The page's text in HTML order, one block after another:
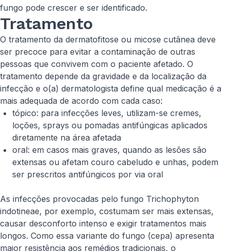
fungo pode crescer e ser identificado.
Tratamento
O tratamento da dermatofitose ou micose cutânea deve
ser precoce para evitar a contaminação de outras
pessoas que convivem com o paciente afetado. O
tratamento depende da gravidade e da localização da
infecção e o(a) dermatologista define qual medicação é a
mais adequada de acordo com cada caso:
tópico: para infecções leves, utilizam-se cremes,
loções, sprays ou pomadas antifúngicas aplicados
diretamente na área afetada
oral: em casos mais graves, quando as lesões são
extensas ou afetam couro cabeludo e unhas, podem
ser prescritos antifúngicos por via oral
As infecções provocadas pelo fungo Trichophyton
indotineae, por exemplo, costumam ser mais extensas,
causar desconforto intenso e exigir tratamentos mais
longos. Como essa variante do fungo (cepa) apresenta
maior resistência aos remédios tradicionais, o